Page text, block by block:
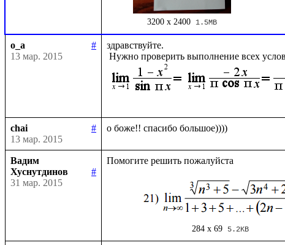
3200 x 2400 1.5MB
o_a
#
13 мар. 2015
здравствуйте.
Нужно проверить выполнение всех
chai
#
13 мар. 2015
Вадим
Хуснутдинов
#
31 мар. 2015
284 x 69 5.2KB